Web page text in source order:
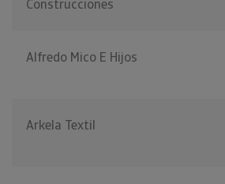
Construcciones
Alfredo Mico E Hijos
Arkela Textil